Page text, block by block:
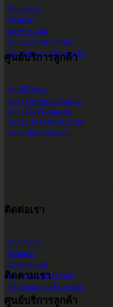
เกี่ยวกับเรา
ติดต่อเรา
แจ้งชำระเงิน
สถานะการจัดส่งสินค้า
นโยบายความเป็นส่วนตัว
ศูนย์บริการลูกค้า
บัญชีผู้ใช้งาน
ตารางไซส์หมวกกันน็อค
ตารางไซส์ชุดป้องกัน
JUST1 FITTING ROOM
ลงทะเบียนรับประกัน
ติดต่อเรา
เกี่ยวกับเรา
ติดต่อเรา
แจ้งชำระเงิน
สถานะการจัดส่งสินค้า
นโยบายความเป็นส่วนตัว
ติดตามเรา
ศูนย์บริการลูกค้า